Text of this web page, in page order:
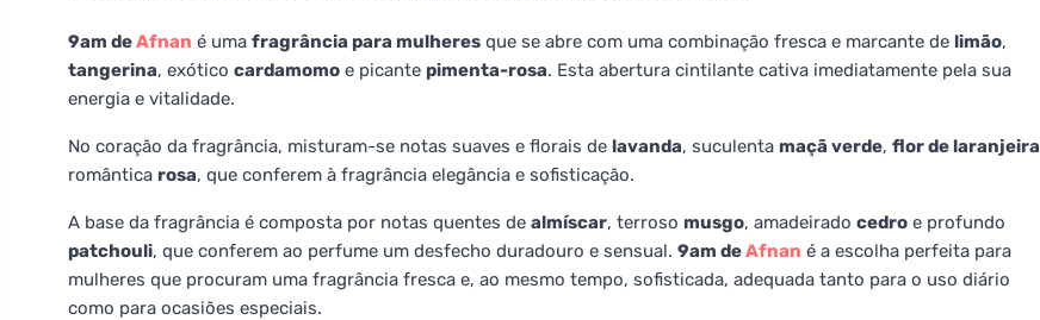
9am deAfnan é uma fragrância para mulheres que se abre com uma combinação fresca e marcante de limão,
tangerina, exótico cardamomo e picante pimenta-rosa. Esta abertura cintilante cativa imediatamente pela sua
energia e vitalidade.
No coração da fragrância, misturam-se notas suaves e florais de lavanda, suculenta maçã verde, flor de laranjeira
romântica rosa, que conferem à fragrância elegância e sofisticação.
A base da fragrância é composta por notas quentes de almíscar, terroso musgo, amadeirado cedro e profundo
patchouli, que conferem ao perfume um desfecho duradouro e sensual. 9am deAfnan é a escolha perfeita para
mulheres que procuram uma fragrância fresca e, ao mesmo tempo, sofisticada, adequada tanto para o uso diário
como para ocasiões especiais.